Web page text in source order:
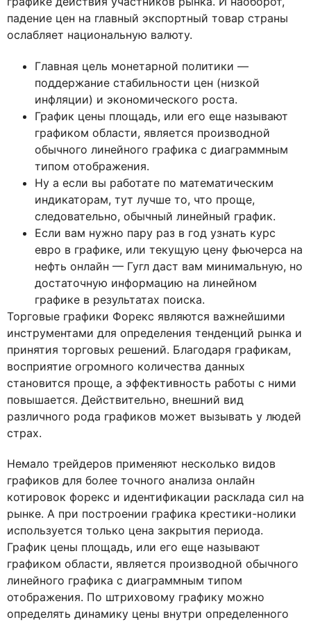
падение цен на главный экспортный товар страны
ослабляет национальную валюту.
Главная цель монетарной политики —
поддержание стабильности цен (низкой
инфляции) и экономического роста.
График цены площадь, или его еще называют
графиком области, является производной
обычного линейного графика с диаграммным
типом отображения.
Ну а если вы работате по математическим
индикаторам, тут лучше то, что проще,
следовательно, обычный линейный график.
Если вам нужно пару раз в год узнать курс
евро в графике, или текущую цену фьючерса на
нефть онлайн — Гугл даст вам минимальную, но
достаточную информацию на линейном
графике в результатах поиска.
Торговые графики Форекс являются важнейшими
инструментами для определения тенденций рынка и
принятия торговых решений. Благодаря графикам,
восприятие огромного количества данных
становится проще, а эффективность работы с ними
повышается. Действительно, внешний вид
различного рода графиков может вызывать у людей
страх.
Немало трейдеров применяют несколько видов
графиков для более точного анализа онлайн
котировок форекс и идентификации расклада сил на
рынке. А при построении графика крестики-нолики
используется только цена закрытия периода.
График цены площадь, или его еще называют
графиком области, является производной обычного
линейного графика с диаграммным типом
отображения. По штриховому графику можно
определять динамику цены внутри определенного